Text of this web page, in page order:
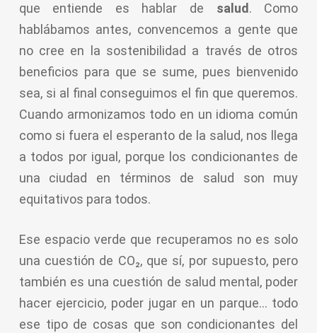
que entiende es hablar de salud. Como
hablábamos antes, convencemos a gente que
no cree en la sostenibilidad a través de otros
beneficios para que se sume, pues bienvenido
sea, si al final conseguimos el fin que queremos.
Cuando armonizamos todo en un idioma común
como si fuera el esperanto de la salud, nos llega
a todos por igual, porque los condicionantes de
una ciudad en términos de salud son muy
equitativos para todos.
Ese espacio verde que recuperamos no es solo
una cuestión de CO₂, que sí, por supuesto, pero
también es una cuestión de salud mental, poder
hacer ejercicio, poder jugar en un parque… todo
ese tipo de cosas que son condicionantes del